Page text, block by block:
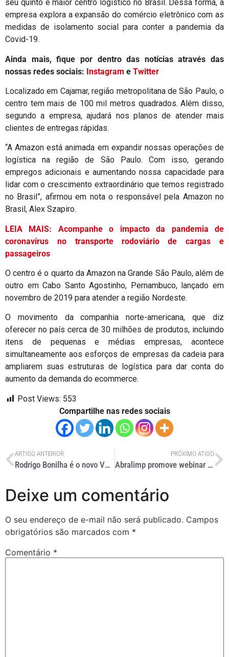
seu quinto e maior centro logístico no Brasil. Dessa forma, a
empresa explora a expansão do comércio eletrônico com as
medidas de isolamento social para conter a pandemia da
Covid-19.
Ainda mais, fique por dentro das notícias através das
nossas redes sociais: Instagram e Twitter
Localizado em Cajamar, região metropolitana de São Paulo, o
centro tem mais de 100 mil metros quadrados. Além disso,
segundo a empresa, ajudará nos planos de atender mais
clientes de entregas rápidas.
“A Amazon está animada em expandir nossas operações de
logística na região de São Paulo. Com isso, gerando
empregos adicionais e aumentando nossa capacidade para
lidar com o crescimento extraordinário que temos registrado
no Brasil”, afirmou em nota o responsável pela Amazon no
Brasil, Alex Szapiro.
LEIA MAIS: Acompanhe o impacto da pandemia de
coronavírus no transporte rodoviário de cargas e
passageiros
O centro é o quarto da Amazon na Grande São Paulo, além de
outro em Cabo Santo Agostinho, Pernambuco, lançado em
novembro de 2019 para atender a região Nordeste.
O movimento da companhia norte-americana, que diz
oferecer no país cerca de 30 milhões de produtos, incluindo
itens de pequenas e médias empresas, acontece
simultaneamente aos esforços de empresas da cadeia para
ampliarem suas estruturas de logística para dar conta do
aumento da demanda do ecommerce.
Post Views: 553
Compartilhe nas redes sociais
ARTIGO ANTERIOR
Rodrigo Bonilha é o novo VP da Continental Pneus no Mercosul
PRÓXIMO ATIGO
Abralimp promove webinar sobre limpeza no transporte coletivo
Deixe um comentário
O seu endereço de e-mail não será publicado. Campos
obrigatórios são marcados com *
Comentário *